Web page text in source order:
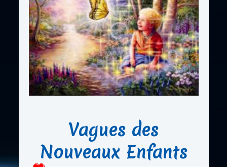
Vagues des
Nouveaux Enfants